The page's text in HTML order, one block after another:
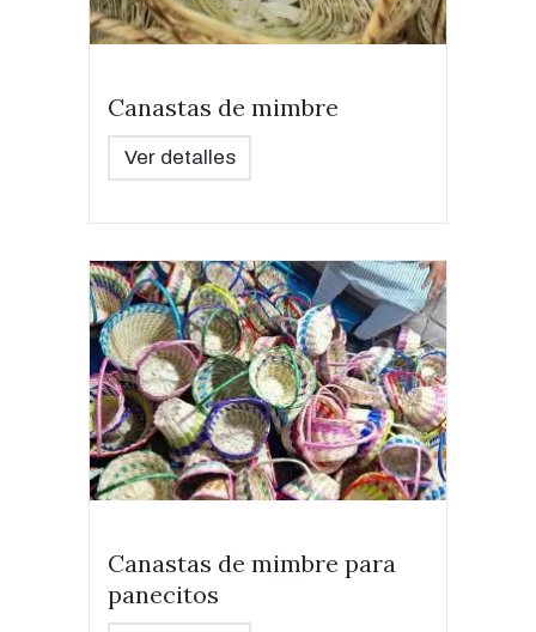
Canastas de mimbre
Ver detalles
Canastas de mimbre para
panecitos